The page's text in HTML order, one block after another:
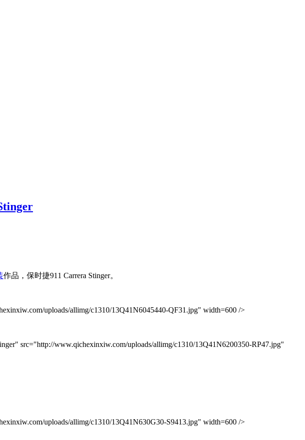
作品，保时捷911 Carrera Stinger。
uploads/allimg/c1310/13Q41N6045440-QF31.jpg" width=600 />
src="http://www.qichexinxiw.com/uploads/allimg/c1310/13Q41N6200350-RP47.jpg"
uploads/allimg/c1310/13Q41N630G30-S9413.jpg" width=600 />